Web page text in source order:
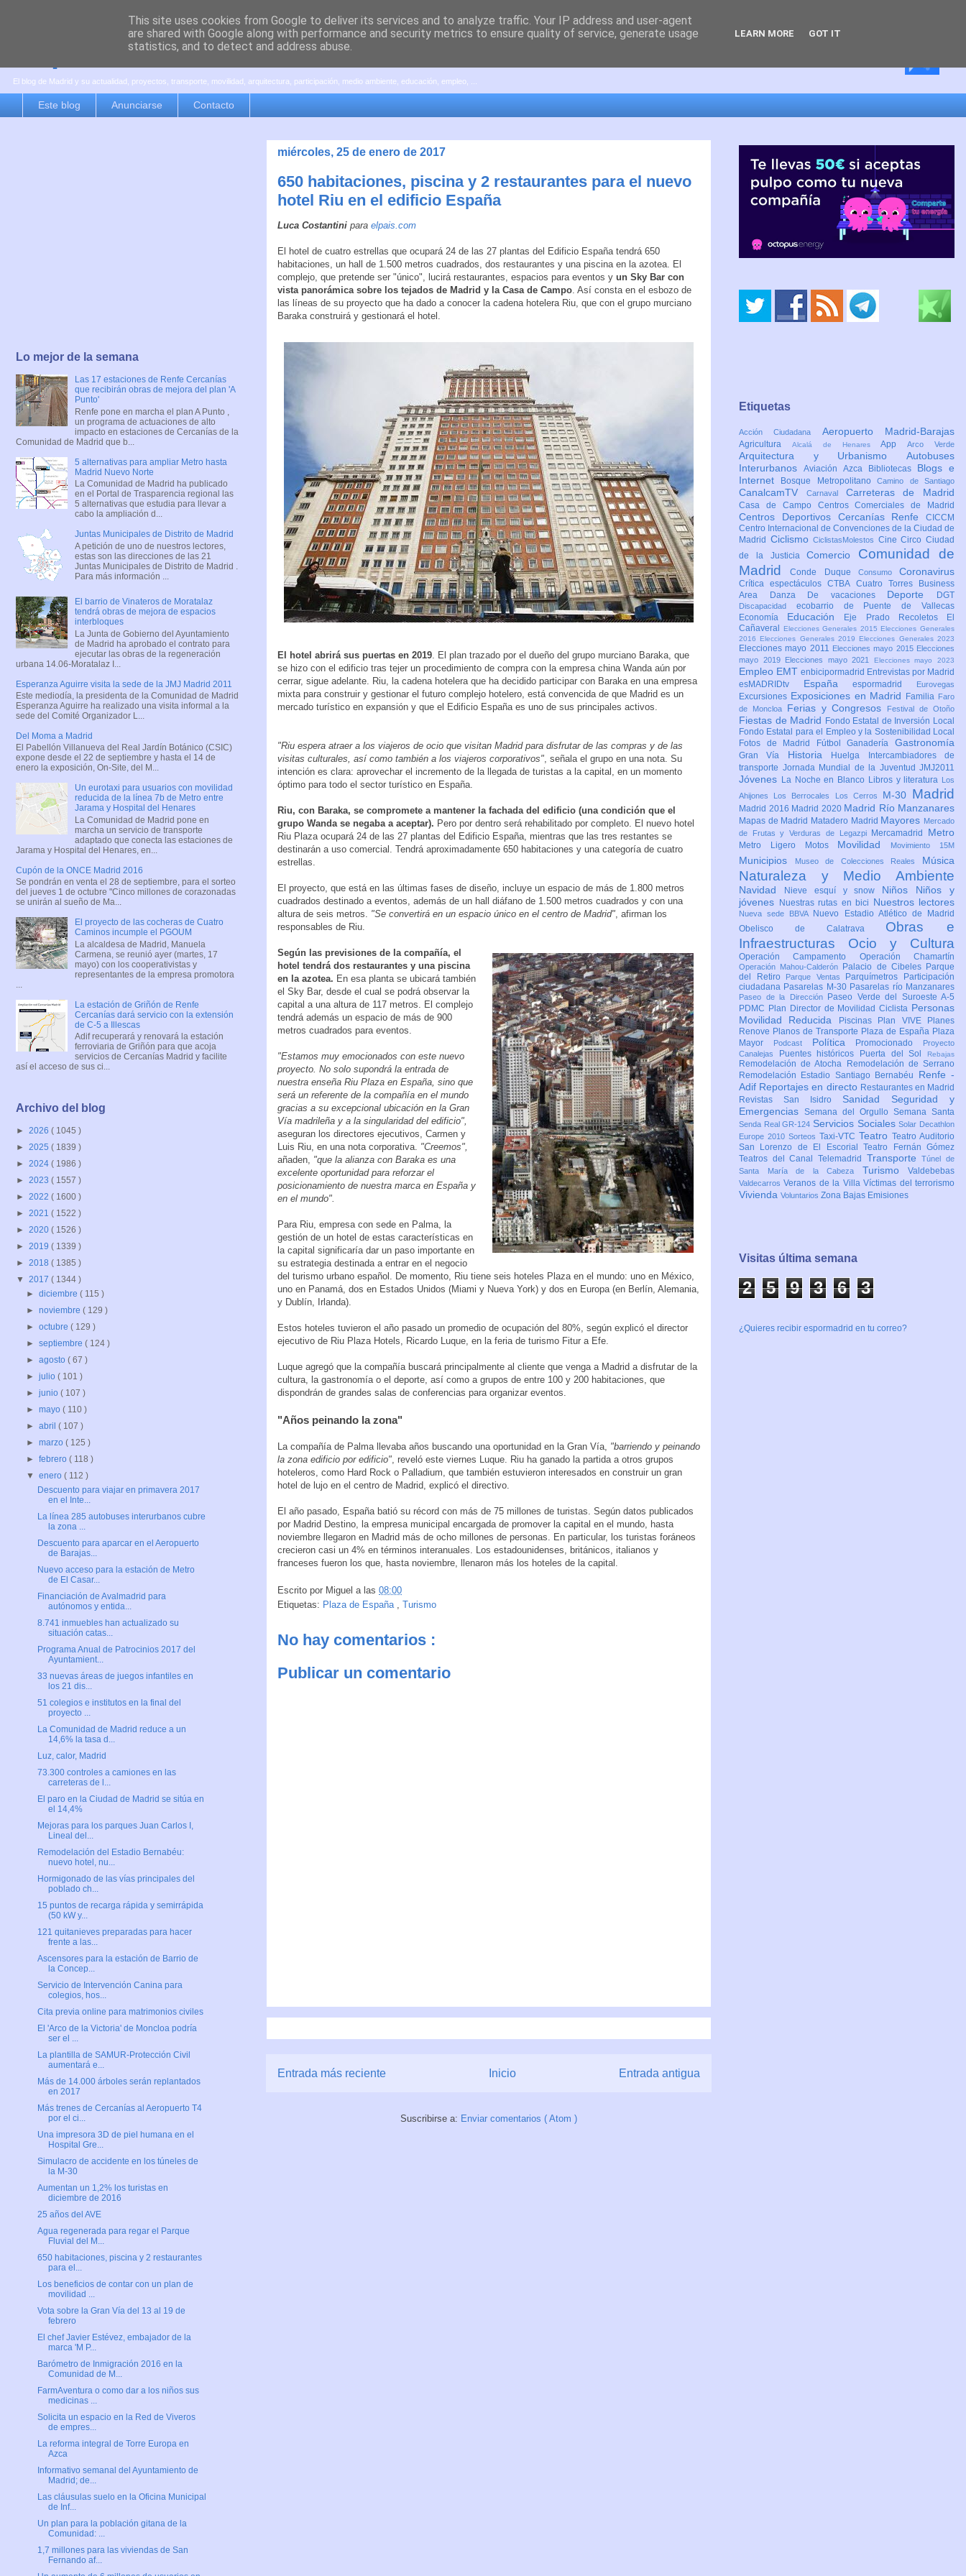
es por madrid
El blog de Madrid y su actualidad, proyectos, transporte, movilidad, arquitectura, participación, medio ambiente, educación, empleo, ...
Este blog Anunciarse Contacto
miércoles, 25 de enero de 2017
650 habitaciones, piscina y 2 restaurantes para el nuevo
hotel Riu en el edificio España
Luca Costantini para elpais.com
El hotel de cuatro estrellas que ocupará 24 de las 27 plantas del Edificio España tendrá 650
habitaciones, un hall de 1.500 metros cuadrados, dos restaurantes y una piscina en la azotea. El
complejo, que pretende ser "único", lucirá restaurantes, espacios para eventos y un Sky Bar con
vista panorámica sobre los tejados de Madrid y la Casa de Campo . Así consta en el esbozo de
las líneas de su proyecto que ha dado a conocer la cadena hotelera Riu, que con el grupo murciano
Baraka construirá y gestionará el hotel.
El hotel abrirá sus puertas en 2019 . El plan trazado por el dueño del grupo murciano Baraka, que
se hizo con el edificio tras tejer un procedimiento de compra con la empresa china Wanda aún por
cerrar, sigue adelante. Riu, la cadena hotelera que ha decidido participar con Baraka en una empresa
mixta para construir y gestionar el futuro complejo hotelero, está convencida de que Madrid es un
mercado turístico en expansión y que el Edificio España es uno de sus principales activos.
"Riu espera atraer a los viajeros de ocio que visitan Madrid para disfrutar de las compras y de las
visitas culturales, así como también a los viajeros corporativos" , señala el grupo en una nota. Su
intención es clara: aprovechar el incremento de la llegada de turistas a la capital, en un momento
óptimo para todo el sector turístico en España.
Riu, con Baraka, se compromete a mantener la fachada del edificio (una condición que el
grupo Wanda se negaba a aceptar). Pero por dentro será rehabilitado por completo. El nuevo hotel
Riu Plaza ocupará 24 de las 27 plantas del Edificio España, mientras que las tres restantes se
destinarán a uso comercial. Tendrá aproximadamente 650 habitaciones y una categoría de cuatro
estrellas.
El proyecto, que está en las últimas fases de diseño, incluye un espacio de más de 1.800 metros
cuadrados destinado a eventos, además de un hall diáfano de 1.500 metros cuadrados y con una
altura de seis metros.
"Se convertirá en un espacio único en el centro de Madrid" , afirman los
responsables de Riu.
Según las previsiones de la compañía, el
hotel tendrá dos restaurantes y una piscina
en la azotea. En esa planta se ubicará también
el Sky Bar, desde el cual se podrá observar la
capital a una altura de 117 metros. El complejo
tendrá además un espacio de más de 900
metros cuadrados para eventos.
"Estamos muy emocionados con este nuevo
proyecto. No solo supondrá la entrada de
nuestra enseña Riu Plaza en España, sino que
será un referente de la compañía en el mundo
gracias a su excepcional ubicación en la Gran
Vía madrileña y a la singularidad del edificio",
aseguran los directores ejecutivos, Carmen y
Luis Riu, en una nota corporativa. "Creemos",
añaden, "que la alianza con Baraka es una
excelente oportunidad para reforzar el
posicionamiento de nuestra marca en España y
en el mundo".
Para Riu, empresa con sede en Palma, la
gestión de un hotel de estas características en
la capital significaría dar un paso importante en
su estrategia destinada a entrar en el negocio
del turismo urbano español. De momento, Riu tiene seis hoteles Plaza en el mundo: uno en México,
uno en Panamá, dos en Estados Unidos (Miami y Nueva York) y dos en Europa (en Berlín, Alemania,
y Dublín, Irlanda).
Estos hoteles tuvieron el año pasado un promedio de ocupación del 80%, según explicó el director
ejecutivo de Riu Plaza Hotels, Ricardo Luque, en la feria de turismo Fitur a Efe.
Luque agregó que la compañía buscará principalmente al cliente que venga a Madrid a disfrutar de la
cultura, la gastronomía o el deporte, así como a grupos de entre 100 y 200 habitaciones, que
dispondrán de grandes salas de conferencias para organizar eventos.
"Años peinando la zona"
La compañía de Palma llevaba años buscando una oportunidad en la Gran Vía, "barriendo y peinando
la zona edificio por edificio" , reveló este viernes Luque. Riu ha ganado la partida a otros grupos
hoteleros, como Hard Rock o Palladium, que también estuvieron interesados en construir un gran
hotel de lujo en el centro de Madrid, explicó el directivo.
El año pasado, España batió su récord con más de 75 millones de turistas. Según datos publicados
por Madrid Destino, la empresa municipal encargada de promover la capital en el mundo, hasta
noviembre llegaron en Madrid más de ocho millones de personas. En particular, los turistas foráneos
crecieron casi un 4% en términos interanuales. Los estadounidenses, británicos, italianos y
franceses fueron los que, hasta noviembre, llenaron más los hoteles de la capital.
Escrito por Miguel a las 08:00
Etiquetas: Plaza de España , Turismo
No hay comentarios :
Publicar un comentario
Entrada más reciente Entrada antigua
Inicio
Suscribirse a: Enviar comentarios ( Atom )
Lo mejor de la semana
Las 17 estaciones de Renfe Cercanías
que recibirán obras de mejora del plan 'A
Punto'
Renfe pone en marcha el plan A Punto ,
un programa de actuaciones de alto
impacto en estaciones de Cercanías de la
Comunidad de Madrid que b...
5 alternativas para ampliar Metro hasta
Madrid Nuevo Norte
La Comunidad de Madrid ha publicado
en el Portal de Trasparencia regional las
5 alternativas que estudia para llevar a
cabo la ampliación d...
Juntas Municipales de Distrito de Madrid
A petición de uno de nuestros lectores,
estas son las direcciones de las 21
Juntas Municipales de Distrito de Madrid .
Para más información ...
El barrio de Vinateros de Moratalaz
tendrá obras de mejora de espacios
interbloques
La Junta de Gobierno del Ayuntamiento
de Madrid ha aprobado el contrato para
ejecutar las obras de la regeneración
urbana 14.06-Moratalaz I...
Esperanza Aguirre visita la sede de la JMJ Madrid 2011
Este mediodía, la presidenta de la Comunidad de Madrid
Esperanza Aguirre ha realizado una visita informal a la
sede del Comité Organizador L...
Del Moma a Madrid
El Pabellón Villanueva del Real Jardín Botánico (CSIC)
expone desde el 22 de septiembre y hasta el 14 de
enero la exposición, On-Site, del M...
Un eurotaxi para usuarios con movilidad
reducida de la línea 7b de Metro entre
Jarama y Hospital del Henares
La Comunidad de Madrid pone en
marcha un servicio de transporte
adaptado que conecta las estaciones de
Jarama y Hospital del Henares, en...
Cupón de la ONCE Madrid 2016
Se pondrán en venta el 28 de septiembre, para el sorteo
del jueves 1 de octubre "Cinco millones de corazonadas
se unirán al sueño de Ma...
El proyecto de las cocheras de Cuatro
Caminos incumple el PGOUM
La alcaldesa de Madrid, Manuela
Carmena, se reunió ayer (martes, 17
mayo) con los cooperativistas y
representantes de la empresa promotora
La estación de Griñón de Renfe
Cercanías dará servicio con la extensión
de C-5 a Illescas
Adif recuperará y renovará la estación
ferroviaria de Griñón para que acoja
servicios de Cercanías Madrid y facilite
así el acceso de sus ci...
Archivo del blog
► 2026 ( 1045 )
► 2025 ( 1839 )
► 2024 ( 1986 )
► 2023 ( 1557 )
► 2022 ( 1600 )
► 2021 ( 1522 )
► 2020 ( 1526 )
► 2019 ( 1339 )
► 2018 ( 1385 )
▼ 2017 ( 1344 )
►diciembre( 115 )
►noviembre( 129 )
►octubre( 129 )
►septiembre( 124 )
►agosto( 67 )
►julio( 101 )
►junio( 107 )
►mayo( 110 )
►abril( 107 )
►marzo( 125 )
►febrero( 118 )
▼enero( 112 )
Descuento para viajar en primavera 2017
en el Inte...
La línea 285 autobuses interurbanos cubre
la zona ...
Descuento para aparcar en el Aeropuerto
de Barajas...
Nuevo acceso para la estación de Metro
de El Casar...
Financiación de Avalmadrid para
autónomos y entida...
8.741 inmuebles han actualizado su
situación catas...
Programa Anual de Patrocinios 2017 del
Ayuntamient...
33 nuevas áreas de juegos infantiles en
los 21 dis...
51 colegios e institutos en la final del
proyecto ...
La Comunidad de Madrid reduce a un
14,6% la tasa d...
Luz, calor, Madrid
73.300 controles a camiones en las
carreteras de l...
El paro en la Ciudad de Madrid se sitúa en
el 14,4%
Mejoras para los parques Juan Carlos I,
Lineal del...
Remodelación del Estadio Bernabéu:
nuevo hotel, nu...
Hormigonado de las vías principales del
poblado ch...
15 puntos de recarga rápida y semirrápida
(50 kW y...
121 quitanieves preparadas para hacer
frente a las...
Ascensores para la estación de Barrio de
la Concep...
Servicio de Intervención Canina para
colegios, hos...
Cita previa online para matrimonios civiles
El 'Arco de la Victoria' de Moncloa podría
ser el ...
La plantilla de SAMUR-Protección Civil
aumentará e...
Más de 14.000 árboles serán replantados
en 2017
Más trenes de Cercanías al Aeropuerto T4
por el ci...
Una impresora 3D de piel humana en el
Hospital Gre...
Simulacro de accidente en los túneles de
la M-30
Aumentan un 1,2% los turistas en
diciembre de 2016
25 años del AVE
Agua regenerada para regar el Parque
Fluvial del M...
650 habitaciones, piscina y 2 restaurantes
para el...
Los beneficios de contar con un plan de
movilidad ...
Vota sobre la Gran Vía del 13 al 19 de
febrero
El chef Javier Estévez, embajador de la
marca 'M P...
Barómetro de Inmigración 2016 en la
Comunidad de M...
FarmAventura o como dar a los niños sus
medicinas ...
Solicita un espacio en la Red de Viveros
de empres...
La reforma integral de Torre Europa en
Azca
Informativo semanal del Ayuntamiento de
Madrid; de...
Las cláusulas suelo en la Oficina Municipal
de Inf...
Un plan para la población gitana de la
Comunidad: ...
1,7 millones para las viviendas de San
Fernando af...
Etiquetas
Acción Ciudadana Aeropuerto Madrid-Barajas
Agricultura Alcalá de HenaresAppArco Verde
Arquitectura y Urbanismo Autobuses
Interurbanos Aviación Azca Bibliotecas Blogs e
Internet
Bosque MetropolitanoCamino de Santiago
CanalcamTV Carnaval Carreteras de Madrid
Casa de Campo Centros Comerciales de Madrid
Centros Deportivos Cercanías Renfe CICCM
Centro Internacional de Convenciones de la Ciudad de
Madrid CiclismoCiclistasMolestos CineCircoCiudad
de la JusticiaComercio Comunidad de
MadridConde Duque Consumo Coronavirus
Crítica espectáculosCTBA Cuatro Torres Business
Area
Danza De vacaciones Deporte DGT
Discapacidad ecobarrio de Puente de Vallecas
Economía Educación Eje Prado Recoletos
El
Cañaveral
Elecciones Generales 2015 Elecciones Generales
2016 Elecciones Generales 2019 Elecciones Generales 2023
Elecciones mayo 2011 Elecciones mayo 2015 Elecciones
mayo 2019
Elecciones mayo 2021 Elecciones mayo 2023
Empleo EMT enbicipormadrid Entrevistas por Madrid
esMADRIDtv Españaespormadrid Eurovegas
Excursiones Exposiciones en Madrid Familia Faro
de Moncloa
Ferias y Congresos Festival de Otoño
Fiestas de Madrid Fondo Estatal de Inversión Local
Fondo Estatal para el Empleo y la Sostenibilidad Local
Fotos de Madrid
FútbolGanaderíaGastronomía
Gran Vía Historia Huelga
Intercambiadores de
transporte Jornada Mundial de la Juventud JMJ2011
Jóvenes La Noche en Blanco Libros y literatura
Los
Ahijones
Los Berrocales Los Cerros M-30 Madrid
Madrid 2016 Madrid 2020 Madrid Río Manzanares
Mapas de Madrid Matadero Madrid Mayores Mercado
de Frutas y Verduras de Legazpi
Mercamadrid Metro
Metro Ligero Motos Movilidad Movimiento 15M
Municipios Museo de Colecciones Reales Música
Naturaleza y Medio Ambiente
Navidad Nieve esquí y snow Niños Niños y
jóvenes
Nuestras rutas en bici Nuestros lectores
Nueva sede BBVA
Nuevo Estadio Atlético de Madrid
Obelisco de Calatrava Obras e
Infraestructuras Ocio y Cultura
Operación Campamento Operación Chamartín
Operación Mahou-Calderón Palacio de Cibeles Parque
del Retiro
Parque Ventas Parquímetros
Participación
ciudadana Pasarelas M-30 Pasarelas río Manzanares
Paseo de la Dirección
Paseo Verde del Suroeste A-5
PDMC Plan Director de Movilidad Ciclista Personas
Movilidad Reducida
Piscinas Plan VIVE
Planes
Renove Planos de Transporte Plaza de España Plaza
Mayor
Podcast Política Promocionado
Proyecto
Canalejas
Puentes históricos Puerta del Sol Rebajas
Remodelación de Atocha
Remodelación de Serrano
Remodelación Estadio Santiago Bernabéu Renfe -
Adif Reportajes en directo Restaurantes en Madrid
Revistas San Isidro Sanidad Seguridad y
Emergencias Semana del Orgullo Semana Santa
Senda Real GR-124 Servicios SocialesSolar Decathlon
Europe 2010 Sorteos Taxi-VTC Teatro Teatro Auditorio
San Lorenzo de El EscorialTeatro Fernán Gómez
Teatros del Canal Telemadrid TransporteTúnel de
Santa María de la Cabeza Turismo Valdebebas
ValdecarrosVeranos de la VillaVíctimas del terrorismo
Vivienda Voluntarios Zona Bajas Emisiones
Visitas última semana
2 5 9 3 6 4
¿Quieres recibir espormadrid en tu correo?
This site uses cookies from Google to deliver its services and to analyze traffic. Your IP address and user-agent
are shared with Google along with performance and security metrics to ensure quality of service, generate usage
statistics, and to detect and address abuse.
LEARN MORE GOT IT